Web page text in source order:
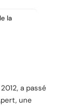
la
a passé
une